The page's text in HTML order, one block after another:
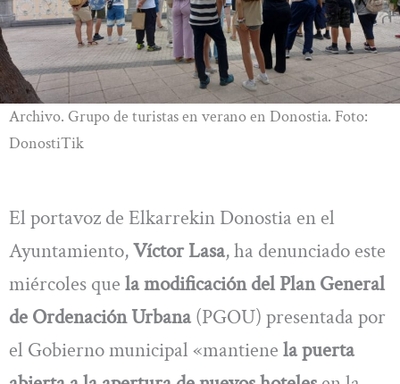
Archivo. Grupo de turistas en verano en Donostia. Foto:
DonostiTik
El portavoz de Elkarrekin Donostia en el
Ayuntamiento,Víctor Lasa, ha denunciado este
miércoles que la modificación del Plan General
de Ordenación Urbana(PGOU) presentada por
el Gobierno municipal «mantiene la puerta